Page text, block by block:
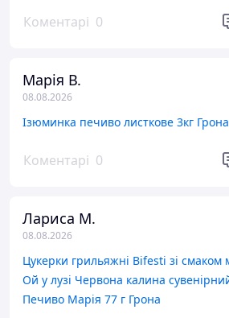
Коментарі 0
Марія В.
08.08.2026
Ізюминка печиво листкове 3кг Грона
Коментарі 0
Лариса М.
08.08.2026
Печиво Марія 77 г Грона